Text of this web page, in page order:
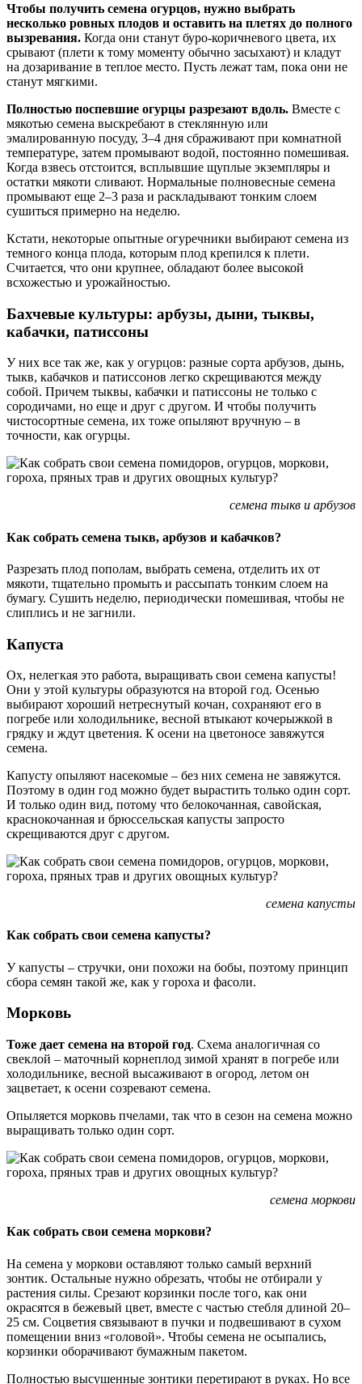
Чтобы получить семена огурцов, нужно выбрать
несколько ровных плодов и оставить на плетях до полного
вызревания. Когда они станут буро-коричневого цвета, их
срывают (плети к тому моменту обычно засыхают) и кладут
на дозаривание в теплое место. Пусть лежат там, пока они не
станут мягкими.
Полностью поспевшие огурцы разрезают вдоль. Вместе с
мякотью семена выскребают в стеклянную или
эмалированную посуду, 3–4 дня сбраживают при комнатной
температуре, затем промывают водой, постоянно помешивая.
Когда взвесь отстоится, всплывшие щуплые экземпляры и
остатки мякоти сливают. Нормальные полновесные семена
промывают еще 2–3 раза и раскладывают тонким слоем
сушиться примерно на неделю.
Кстати, некоторые опытные огуречники выбирают семена из
темного конца плода, которым плод крепился к плети.
Считается, что они крупнее, обладают более высокой
всхожестью и урожайностью.
Бахчевые культуры: арбузы, дыни, тыквы,
кабачки, патиссоны
У них все так же, как у огурцов: разные сорта арбузов, дынь,
тыкв, кабачков и патиссонов легко скрещиваются между
собой. Причем тыквы, кабачки и патиссоны не только с
сородичами, но еще и друг с другом. И чтобы получить
чистосортные семена, их тоже опыляют вручную – в
точности, как огурцы.
семена тыкв и арбузов
Как собрать семена тыкв, арбузов и кабачков?
Разрезать плод пополам, выбрать семена, отделить их от
мякоти, тщательно промыть и рассыпать тонким слоем на
бумагу. Сушить неделю, периодически помешивая, чтобы не
слиплись и не загнили.
Капуста
Ох, нелегкая это работа, выращивать свои семена капусты!
Они у этой культуры образуются на второй год. Осенью
выбирают хороший нетреснутый кочан, сохраняют его в
погребе или холодильнике, весной втыкают кочерыжкой в
грядку и ждут цветения. К осени на цветоносе завяжутся
семена.
Капусту опыляют насекомые – без них семена не завяжутся.
Поэтому в один год можно будет вырастить только один сорт.
И только один вид, потому что белокочанная, савойская,
краснокочанная и брюссельская капусты запросто
скрещиваются друг с другом.
семена капусты
Как собрать свои семена капусты?
У капусты – стручки, они похожи на бобы, поэтому принцип
сбора семян такой же, как у гороха и фасоли.
Морковь
Тоже дает семена на второй год. Схема аналогичная со
свеклой – маточный корнеплод зимой хранят в погребе или
холодильнике, весной высаживают в огород, летом он
зацветает, к осени созревают семена.
Опыляется морковь пчелами, так что в сезон на семена можно
выращивать только один сорт.
семена моркови
Как собрать свои семена моркови?
На семена у моркови оставляют только самый верхний
зонтик. Остальные нужно обрезать, чтобы не отбирали у
растения силы. Срезают корзинки после того, как они
окрасятся в бежевый цвет, вместе с частью стебля длиной 20–
25 см. Соцветия связывают в пучки и подвешивают в сухом
помещении вниз «головой». Чтобы семена не осыпались,
корзинки оборачивают бумажным пакетом.
Полностью высушенные зонтики перетирают в руках. Но все